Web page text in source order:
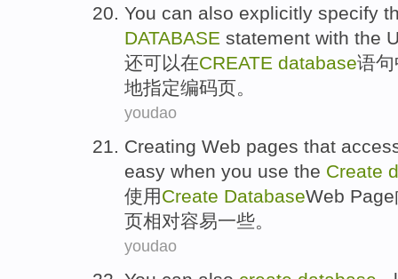
You can also explicitly specify
DATABASE statement with the
还可以在CREATE database语
地指定编码页。
youdao
Creating Web pages that
easy when you use the Create
使用Create DatabaseWeb Page
页相对容易一些。
youdao